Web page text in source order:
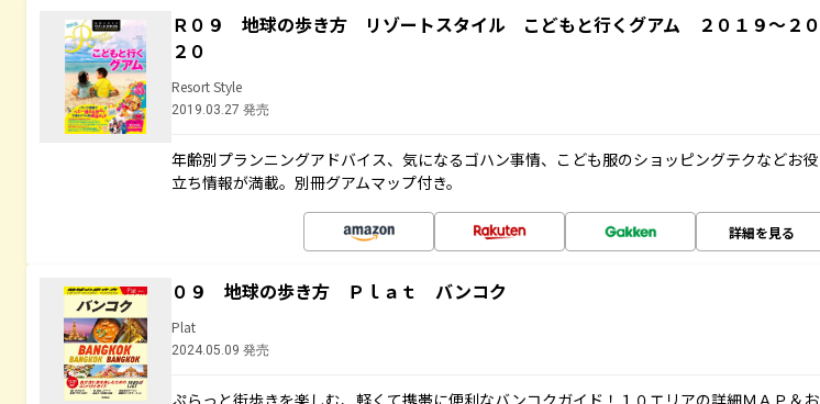
Ｒ０９ 地球の歩き方 リゾートスタイル こどもと行くグアム ２０１９～２０
２０
Resort Style
2019.03.27 発売
年齢別プランニングアドバイス、気になるゴハン事情、こども服のショッピングテクなどお役
立ち情報が満載。別冊グアムマップ付き。
詳細を見る
０９ 地球の歩き方 Ｐｌａｔ バンコク
Plat
2024.05.09 発売
ぷらっと街歩きを楽しむ、軽くて携帯に便利なバンコクガイド！１０エリアの詳細ＭＡＰ＆お